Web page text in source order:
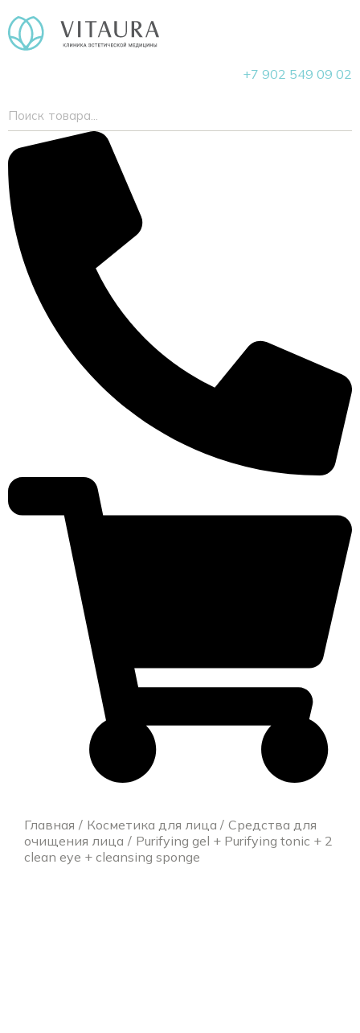
+7 902 549 09 02
Главная Косметика для лица
Средства для
очищения лица
Purifying gel + Purifying tonic + 2
clean eye + cleansing sponge